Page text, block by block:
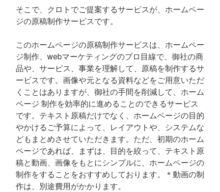
そこで、クロトでご提案するサービスが、ホームペー
ジの原稿制作サービスです。
このホームページの原稿制作サービスは、ホームペー
ジ制作、webマーケティングのプロ目線で、御社の商
品や、サービス、事業を理解して、原稿を制作するサ
ービスです。画像や元となる資料などをご用意いただ
くことはありますが、御社の手間を削減して、ホーム
ページ 制作を効率的に進めることのできるサービス
です。テキスト原稿だけでなく、ホームページの目的
やかけるご予算によって、レイアウトや、システムな
どもまとめさせていただきます。ただ、初期のホーム
ページであれば、まずは、目的を絞って、テキスト原
稿と動画、画像をもとにシンプルに、ホームページの
制作をすることをおすすめしております。＊動画の制
作は、別途費用がかかります。